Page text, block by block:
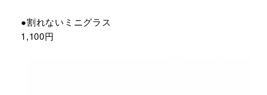
●割れないミニグラス
1,100円